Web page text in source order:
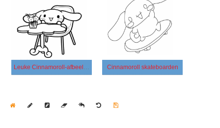
Leuke Cinnamoroll-afbeelding Cinnamoroll skateboarden